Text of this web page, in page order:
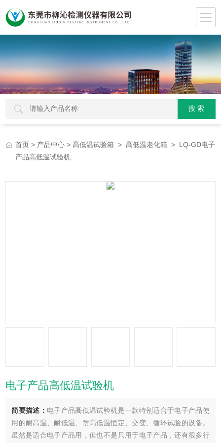
首页 > 产品中心 >高低温试验箱 >高低温老化箱 > LQ-GD电子
产品高低温试验机
电子产品高低温试验机
简要描述： 电子产品高低温试验机是一款特别适合于电子产品使
用的耐高温、耐低温、耐高低温恒定、交变、循环试验的设备。
虽然是适合电子产品用，但也不是只用于电子产品，还有很多行